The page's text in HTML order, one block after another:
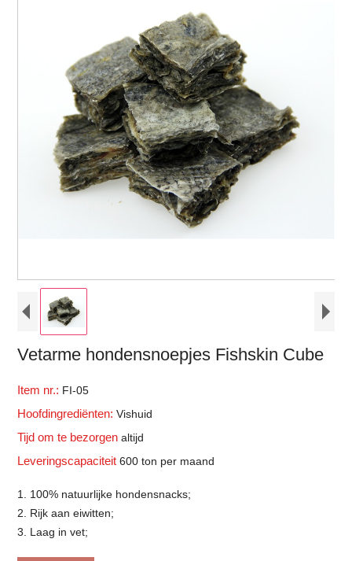
Vetarme hondensnoepjes Fishskin Cube
Item nr.: FI-05
Hoofdingrediënten:Vishuid
Tijd om te bezorgenaltijd
Leveringscapaciteit600 ton per maand
1. 100% natuurlijke hondensnacks;
2. Rijk aan eiwitten;
3. Laag in vet;